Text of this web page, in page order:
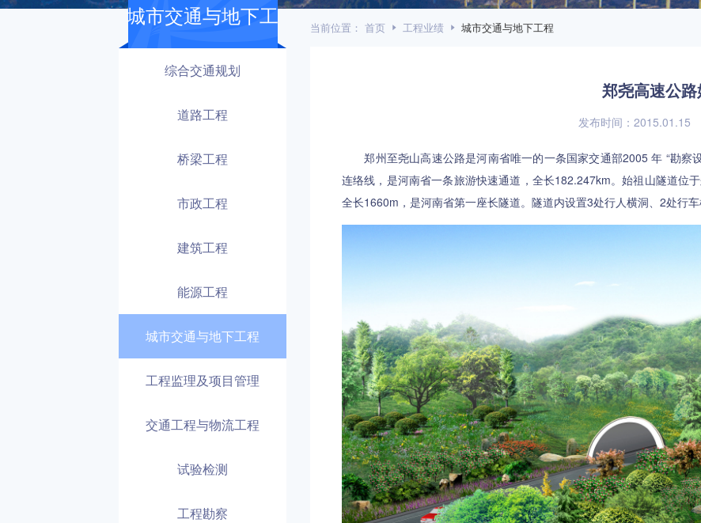
城市交通与地下工
程
综合交通规划
道路工程
桥梁工程
市政工程
建筑工程
能源工程
城市交通与地下工程
工程监理及项目管理
交通工程与物流工程
试验检测
工程勘察
当前位置： 首页 工程业绩 城市交通与地下工程
郑尧高速公
发布时间：2015.01.15
郑州至尧山高速公路是河南省唯一的一条国家交通部2005 年 “勘察
连络线，是河南省一条旅游快速通道，全长182.247km。始祖山隧道位
全长1660m，是河南省第一座长隧道。隧道内设置3处行人横洞、2处行车